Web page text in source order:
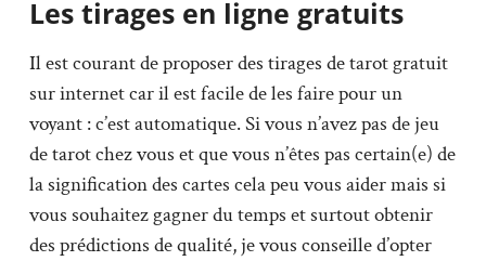
Les tirages en ligne gratuits
Il est courant de proposer des tirages de tarot gratuit
sur internet car il est facile de les faire pour un
voyant : c’est automatique. Si vous n’avez pas de jeu
de tarot chez vous et que vous n’êtes pas certain(e) de
la signification des cartes cela peu vous aider mais si
vous souhaitez gagner du temps et surtout obtenir
des prédictions de qualité, je vous conseille d’opter